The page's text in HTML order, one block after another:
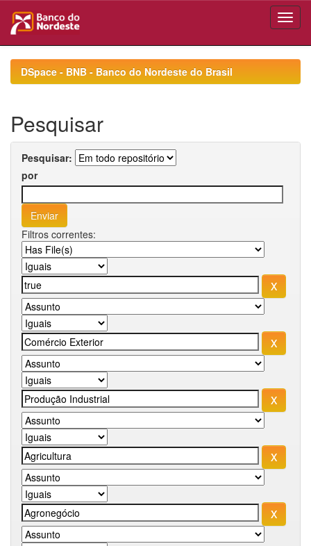
navigationDSpace - BNB - Banco do Nordeste do Brasil
Pesquisar
Pesquisar:
por
Filtros correntes: